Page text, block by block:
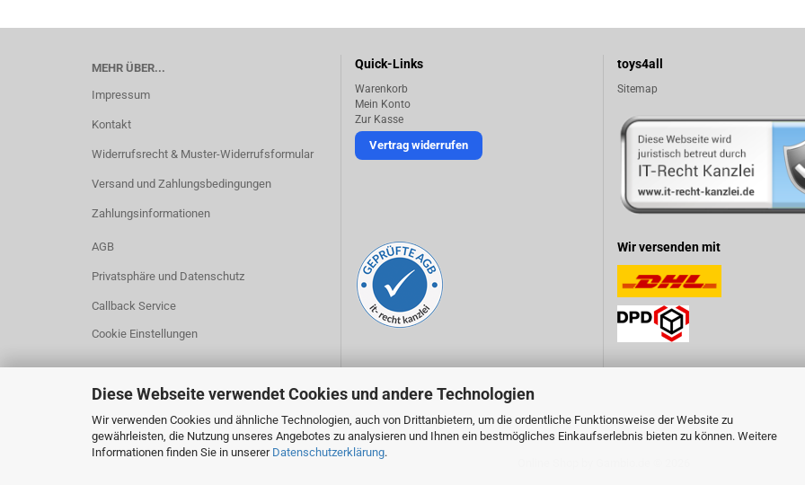
Diese Webseite verwendet Cookies und andere Technologien
Wir verwenden Cookies und ähnliche Technologien, auch von Drittanbietern, um die ordentliche Funktionsweise der Website zu
gewährleisten, die Nutzung unseres Angebotes zu analysieren und Ihnen ein bestmögliches Einkaufserlebnis bieten zu können. Weitere
Informationen finden Sie in unserer Datenschutzerklärung.
MEHR ÜBER...
Impressum
Kontakt
Widerrufsrecht & Muster-Widerrufsformular
Versand und Zahlungsbedingungen
Zahlungsinformationen
AGB
Privatsphäre und Datenschutz
Callback Service
Cookie Einstellungen
Quick-Links
Warenkorb
Mein Konto
Zur Kasse
Vertrag widerrufen
toys4all
Sitemap
Wir versenden mit